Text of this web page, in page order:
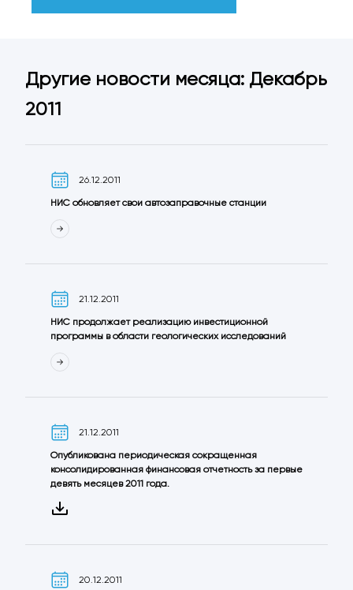
Другие новости месяца: Декабрь
2011
26.12.2011
НИС обновляет свои автозаправочные станции
21.12.2011
НИС продолжает реализацию инвестиционной
программы в области геологических исследований
21.12.2011
Опубликована периодическая сокращенная
консолидированная финансовая отчетность за первые
девять месяцев 2011 года.
20.12.2011